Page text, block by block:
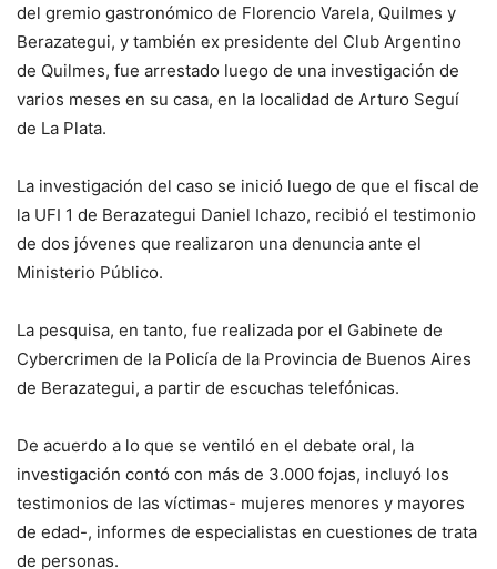
del gremio gastronómico de Florencio Varela, Quilmes y
Berazategui, y también ex presidente del Club Argentino
de Quilmes, fue arrestado luego de una investigación de
varios meses en su casa, en la localidad de Arturo Seguí
de La Plata.
La investigación del caso se inició luego de que el fiscal de
la UFI 1 de Berazategui Daniel Ichazo, recibió el testimonio
de dos jóvenes que realizaron una denuncia ante el
Ministerio Público.
La pesquisa, en tanto, fue realizada por el Gabinete de
Cybercrimen de la Policía de la Provincia de Buenos Aires
de Berazategui, a partir de escuchas telefónicas.
De acuerdo a lo que se ventiló en el debate oral, la
investigación contó con más de 3.000 fojas, incluyó los
testimonios de las víctimas- mujeres menores y mayores
de edad-, informes de especialistas en cuestiones de trata
de personas.